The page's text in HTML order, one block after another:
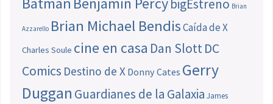
bigEstreno Brian
Azzarello Brian Michael BendisCaída de X
Charles Soule cine en casa Dan SlottDC
Comics Destino de X Donny Cates Gerry
Duggan Guardianes de la Galaxia James